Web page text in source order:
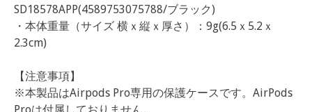
SD18578APP(4589753075788/ブラック)
・本体重量（サイズ 横ｘ縦ｘ厚さ）：9g(6.5ｘ5.2ｘ
2.3cm)
【注意事項】
※本製品はAirpods Pro専用の保護ケースです。AirPods